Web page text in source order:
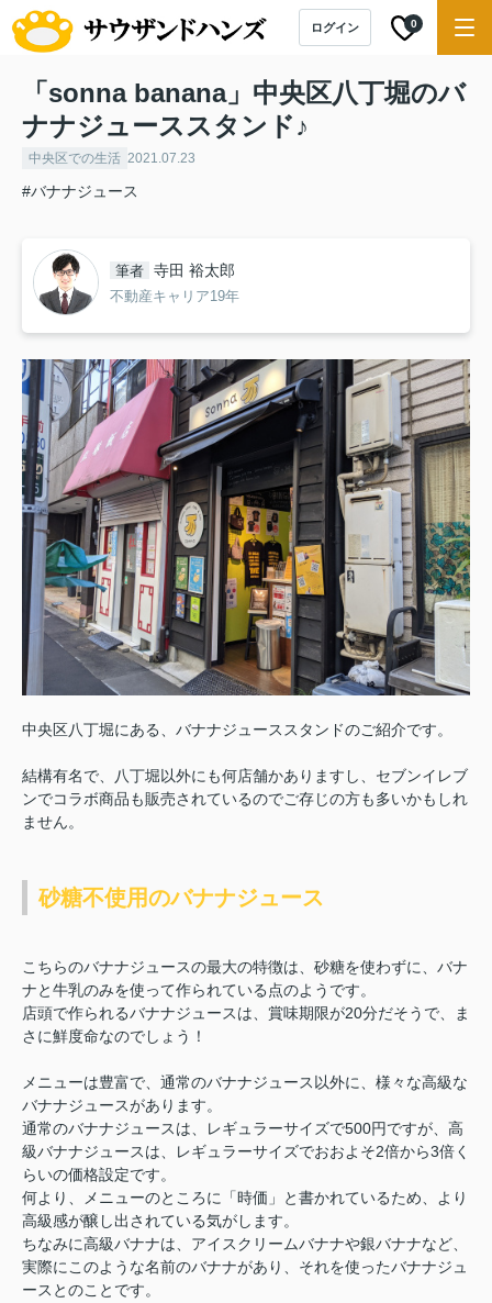
ログイン 0
「sonna banana」中央区八丁堀のバ
ナナジューススタンド♪
中央区での生活 2021.07.23
#バナナジュース
筆者 寺田 裕太郎
不動産キャリア19年
中央区八丁堀にある、バナナジューススタンドのご紹介です。
結構有名で、八丁堀以外にも何店舗かありますし、セブンイレブ
ンでコラボ商品も販売されているのでご存じの方も多いかもしれ
ません。
砂糖不使用のバナナジュース
こちらのバナナジュースの最大の特徴は、砂糖を使わずに、バナ
ナと牛乳のみを使って作られている点のようです。
店頭で作られるバナナジュースは、賞味期限が20分だそうで、ま
さに鮮度命なのでしょう！
メニューは豊富で、通常のバナナジュース以外に、様々な高級な
バナナジュースがあります。
通常のバナナジュースは、レギュラーサイズで500円ですが、高
級バナナジュースは、レギュラーサイズでおおよそ2倍から3倍く
らいの価格設定です。
何より、メニューのところに「時価」と書かれているため、より
高級感が醸し出されている気がします。
ちなみに高級バナナは、アイスクリームバナナや銀バナナなど、
実際にこのような名前のバナナがあり、それを使ったバナナジュ
ースとのことです。